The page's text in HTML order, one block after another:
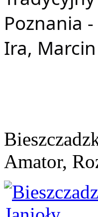
Poznania -
Ira,
Amator,